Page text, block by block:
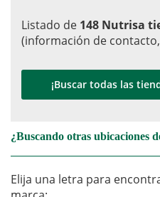
Listado de 148 Nutrisa
(información de
¡Buscar todas las
¿Buscando otras ubicaciones
Elija una letra para